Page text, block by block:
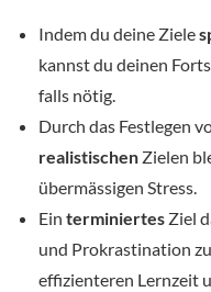
Indem du deine Ziele
kannst du deinen
falls nötig.
Durch das Festlegen
realistischen Zielen
übermässigen Stress.
Ein terminiertes Ziel
und Prokrastination
effizienteren Lernzeit